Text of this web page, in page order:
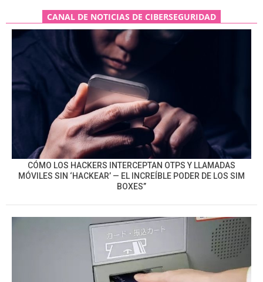
CANAL DE NOTICIAS DE CIBERSEGURIDAD
CÓMO LOS HACKERS INTERCEPTAN OTPS Y LLAMADAS
MÓVILES SIN ‘HACKEAR’ — EL INCREÍBLE PODER DE LOS SIM
BOXES”